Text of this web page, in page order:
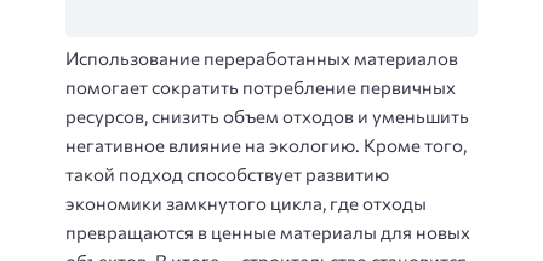
Использование переработанных материалов
помогает сократить потребление первичных
ресурсов, снизить объем отходов и уменьшить
негативное влияние на экологию. Кроме того,
такой подход способствует развитию
экономики замкнутого цикла, где отходы
превращаются в ценные материалы для новых